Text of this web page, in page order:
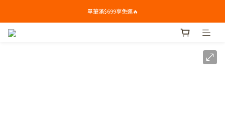
單筆滿$699享免運🔥
單筆滿$699享免運🔥